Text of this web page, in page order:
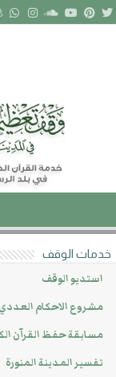
خدمات الوقف
استديو الوقف
مشروع الاحكام العددي
مسابقة حفظ القرآن
تفسير المدينة المنورة